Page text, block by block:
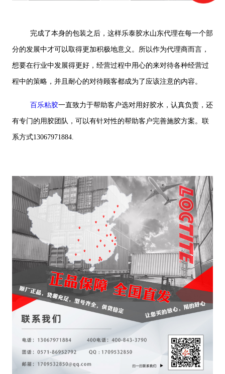
完成了本身的包装之后，这样乐泰胶水山东代理在每一个部
分的发展中才可以取得更加积极地意义。所以作为代理商而言，
想要在行业中发展得更好，经营过程中用心的来对待各种经营过
程中的策略，并且耐心的对待顾客都成为了应该注意的内容。
百乐粘胶一直致力于帮助客户选对用好胶水，认真负责，还
有专门的用胶团队，可以有针对性的帮助客户完善施胶方案。联
系方式13067971884.